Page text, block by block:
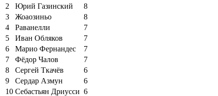
2
Юрий Газинский
8
3
Жоаозиньо
8
4
Раванелли
7
5
Иван Обляков
7
6
Марио Фернандес
7
7
Фёдор Чалов
7
8
Сергей Ткачёв
6
9
Сердар Азмун
6
10 Себастьян Дриусси 6